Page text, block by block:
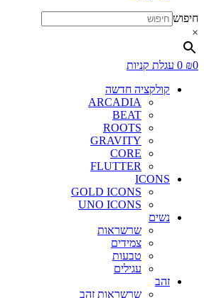
חיפוש
×
₪0
0 עגלת קניות
קולקציה חדשה
ARCADIA
BEAT
ROOTS
GRAVITY
CORE
FLUTTER
ICONS
GOLD ICONS
UNO ICONS
נשים
שרשראות
צמידים
טבעות
עגילים
זהב
שרשראות זהב